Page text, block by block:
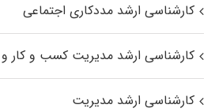
کارشناسی ارشد مددکاری اجتماعی
کارشناسی ارشد مدیریت کسب و کار
کارشناسی ارشد مدیریت